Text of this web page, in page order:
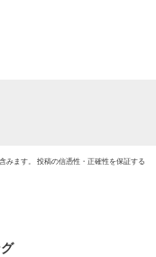
みます。 投稿の信憑性・正確性を保証する